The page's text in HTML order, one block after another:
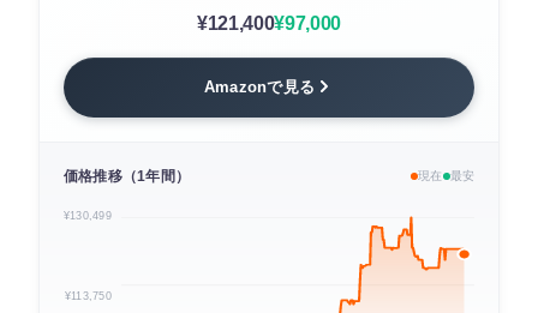
¥121,400¥97,000
Amazonで見る
価格推移（1年間） 現在 最安
¥130,499
¥113,750